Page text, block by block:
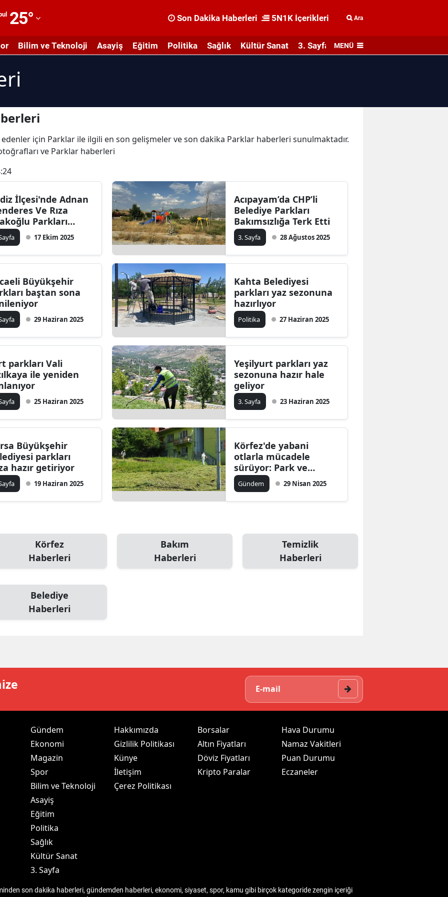
25° Son Dakika Haberleri 5N1K İçerikleri Ara
Bilim ve Teknoloji Asayiş Eğitim Politika Sağlık Kültür Sanat 3. Sayfa MENÜ
için Parklar ile ilgili en son gelişmeler ve son dakika Parklar haberleri sunulmaktadır.
ve Parklar haberleri
İlçesi'nde Adnan
Ve Rıza
Parkları
17 Ekim 2025
Acıpayam’da CHP’li
Belediye Parkları
Bakımsızlığa Terk Etti
3. Sayfa 28 Ağustos 2025
Büyükşehir
baştan sona
29 Haziran 2025
Kahta Belediyesi
parkları yaz sezonuna
hazırlıyor
Politika 27 Haziran 2025
parkları Vali
ile yeniden
25 Haziran 2025
Yeşilyurt parkları yaz
sezonuna hazır hale
geliyor
3. Sayfa 23 Haziran 2025
Büyükşehir
parkları
hazır getiriyor
19 Haziran 2025
Körfez'de yabani
otlarla mücadele
sürüyor: Park ve
bahçelerdeki
çalışmalar devam
ediyor
Gündem 29 Nisan 2025
Körfez
Haberleri
Bakım
Haberleri
Temizlik
Haberleri
Belediye
Haberleri
Gündem
Ekonomi
Magazin
Spor
Bilim ve Teknoloji
Asayiş
Eğitim
Politika
Sağlık
Kültür Sanat
3. Sayfa
Hakkımızda
Gizlilik Politikası
Künye
İletişim
Çerez Politikası
Borsalar
Altın Fiyatları
Döviz Fiyatları
Kripto Paralar
Hava Durumu
Namaz Vakitleri
Puan Durumu
Eczaneler
son dakika haberleri, gündemden haberleri, ekonomi, siyaset, spor, kamu gibi birçok kategoride zengin içeriği